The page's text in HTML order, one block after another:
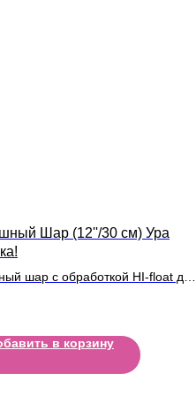
Шар (12''/30 см) Ура
шар с обработкой HI-float для
в корзину